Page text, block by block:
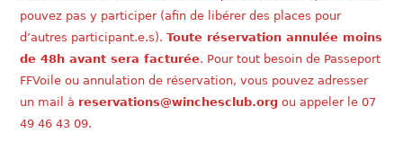
pouvez pas y participer (afin de libérer des places pour
d’autres participant.e.s).Toute réservation annulée moins
de 48h avant sera facturée. Pour tout besoin de Passeport
FFVoile ou annulation de réservation, vous pouvez adresser
un mail à reservations@winchesclub.org ou appeler le 07
49 46 43 09.